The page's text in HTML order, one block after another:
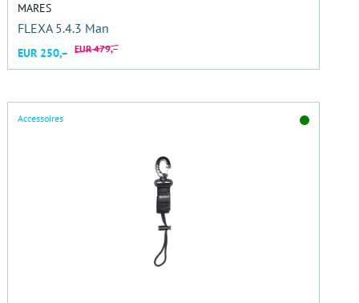
MARES
FLEXA 5.4.3 Man
EUR 250,– EUR 479,–
Accessoires